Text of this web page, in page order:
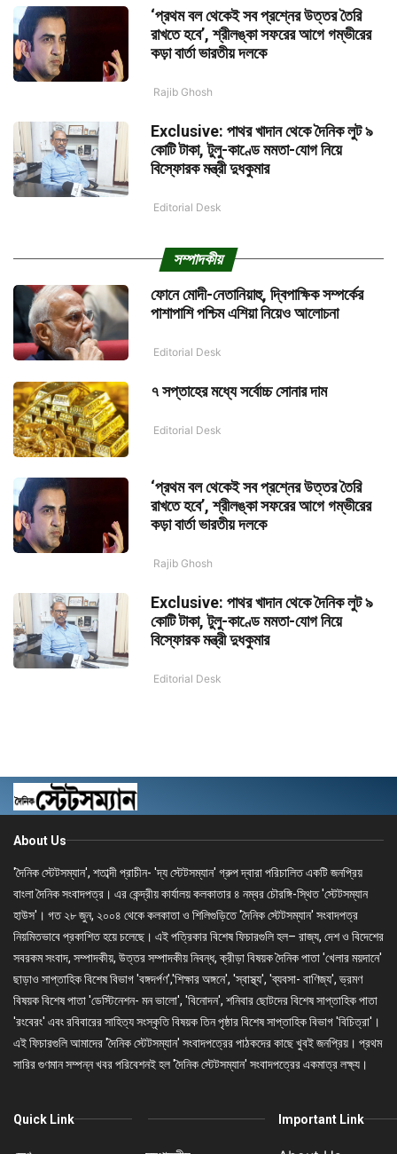
‘প্রথম বল থেকেই সব প্রশ্নের উত্তর তৈরি
রাখতে হবে’, শ্রীলঙ্কা সফরের আগে গম্ভীরের
কড়া বার্তা ভারতীয় দলকে
Rajib Ghosh
Exclusive: পাথর খাদান থেকে দৈনিক লুট ৯
কোটি টাকা, টুলু-কাণ্ডে মমতা-যোগ নিয়ে
বিস্ফোরক মন্ত্রী দুধকুমার
Editorial Desk
সম্পাদকীয়
ফোনে মোদী-নেতানিয়াহু, দ্বিপাক্ষিক সম্পর্কের
পাশাপাশি পশ্চিম এশিয়া নিয়েও আলোচনা
Editorial Desk
৭ সপ্তাহের মধ্যে সর্বোচ্চ সোনার দাম
Editorial Desk
‘প্রথম বল থেকেই সব প্রশ্নের উত্তর তৈরি
রাখতে হবে’, শ্রীলঙ্কা সফরের আগে গম্ভীরের
কড়া বার্তা ভারতীয় দলকে
Rajib Ghosh
Exclusive: পাথর খাদান থেকে দৈনিক লুট ৯
কোটি টাকা, টুলু-কাণ্ডে মমতা-যোগ নিয়ে
বিস্ফোরক মন্ত্রী দুধকুমার
Editorial Desk
About Us
'দৈনিক স্টেটসম্যান', শতাব্দী প্রাচীন- 'দ্য স্টেটসম্যান' গ্রুপ দ্বারা পরিচালিত একটি জনপ্রিয়
বাংলা দৈনিক সংবাদপত্র। এর কেন্দ্রীয় কার্যালয় কলকাতার ৪ নম্বর চৌরঙ্গি-স্থিত 'স্টেটসম্যান
হাউস'। গত ২৮ জুন, ২০০৪ থেকে কলকাতা ও শিলিগুড়িতে 'দৈনিক স্টেটসম্যান' সংবাদপত্র
নিয়মিতভাবে প্রকাশিত হয়ে চলেছে। এই পত্রিকার বিশেষ ফিচারগুলি হল– রাজ্য, দেশ ও বিদেশের
সবরকম সংবাদ, সম্পাদকীয়, উত্তর সম্পাদকীয় নিবন্ধ, ক্রীড়া বিষয়ক দৈনিক পাতা 'খেলার ময়দানে'
ছাড়াও সাপ্তাহিক বিশেষ বিভাগ 'বঙ্গদর্পণ','শিক্ষার অঙ্গনে', 'স্বাস্থ্য', 'ব্যবসা- বাণিজ্য', ভ্রমণ
বিষয়ক বিশেষ পাতা 'ডেস্টিনেশন- মন ভালো', 'বিনোদন', শনিবার ছোটদের বিশেষ সাপ্তাহিক পাতা
'রংবেরং' এবং রবিবারের সাহিত্য সংস্কৃতি বিষয়ক তিন পৃষ্ঠার বিশেষ সাপ্তাহিক বিভাগ 'বিচিত্রা'।
এই ফিচারগুলি আমাদের 'দৈনিক স্টেটসম্যান' সংবাদপত্রের পাঠকদের কাছে খুবই জনপ্রিয়। প্রথম
সারির গুণমান সম্পন্ন খবর পরিবেশনই হল 'দৈনিক স্টেটসম্যান' সংবাদপত্রের একমাত্র লক্ষ্য।
Quick Link Important Link